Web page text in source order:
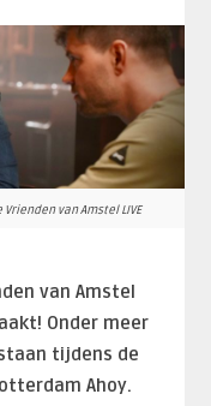
van Amstel LIVE
van Amstel
Onder meer
tijdens de
Ahoy.